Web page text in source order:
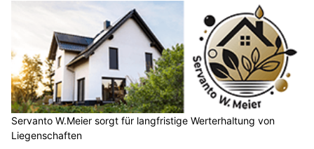
Servanto W.Meier sorgt für langfristige Werterhaltung von
Liegenschaften